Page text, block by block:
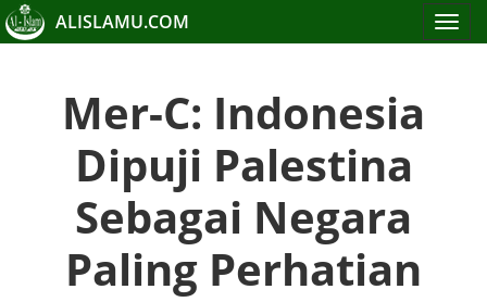
Toggle
ALISLAMU.COM
Mer-C: Indonesia
Dipuji Palestina
Sebagai Negara
Paling Perhatian